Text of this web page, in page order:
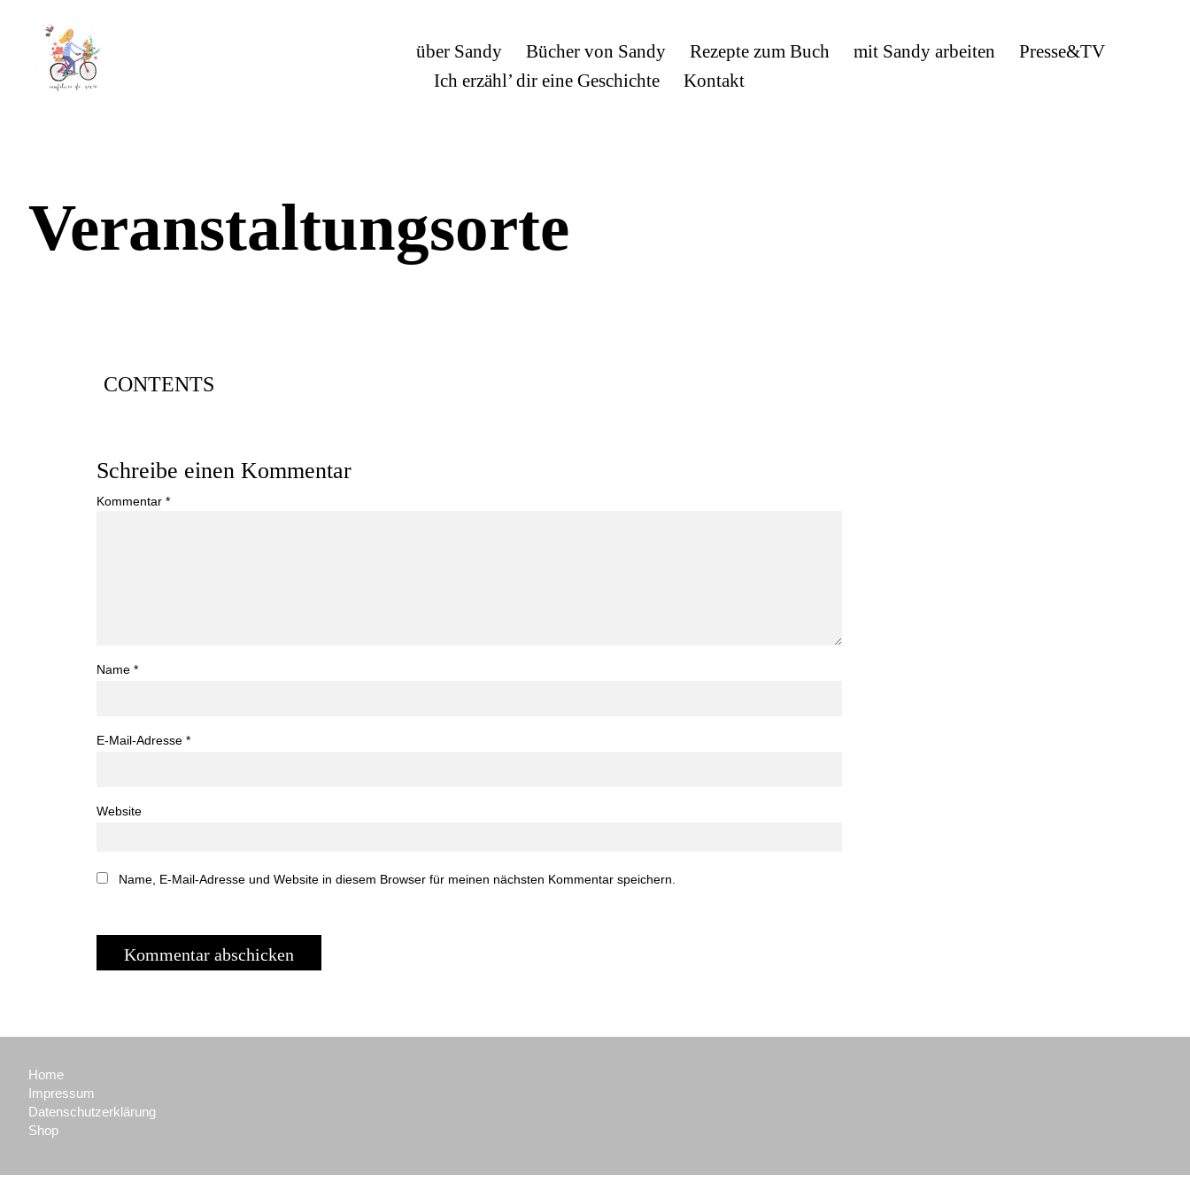
über Sandy Bücher von Sandy Rezepte zum Buch mit Sandy arbeiten
Presse&TV
Ich erzähl’ dir eine Geschichte
Kontakt
Veranstaltungsorte
CONTENTS
Schreibe einen Kommentar
Kommentar*
Name*
E-Mail-Adresse*
Website
Name, E-Mail-Adresse und Website in diesem Browser für meinen nächsten Kommentar speichern.
Home
Impressum
Datenschutzerklärung
Shop